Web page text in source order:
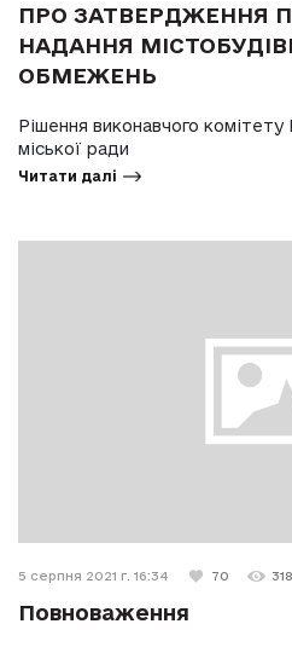
ПРО ЗАТВЕРДЖЕННЯ
НАДАННЯ
ОБМЕЖЕНЬ
Рішення виконавчого
міської ради
Читати далі
5 серпня 2021 г. 16:34 70
Повноваження